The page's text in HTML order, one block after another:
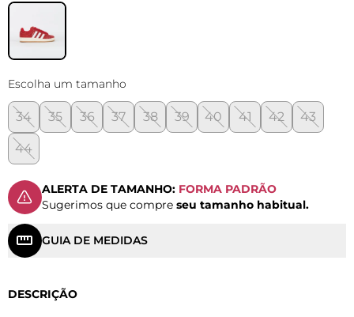
Escolha um tamanho
34 35 36 37 38 39 40 41 42 43
44
ALERTA DE TAMANHO: FORMA PADRÃO
Sugerimos que compre seu tamanho habitual.
GUIA DE MEDIDAS
DESCRIÇÃO